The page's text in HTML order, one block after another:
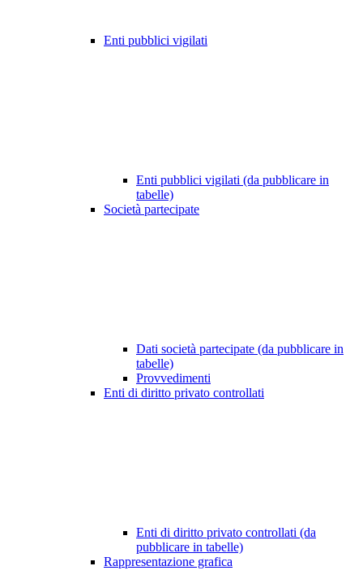
Enti pubblici vigilati
Enti pubblici vigilati (da pubblicare in
tabelle)
Società partecipate
Dati società partecipate (da pubblicare in
tabelle)
Provvedimenti
Enti di diritto privato controllati
Enti di diritto privato controllati (da
pubblicare in tabelle)
Rappresentazione grafica